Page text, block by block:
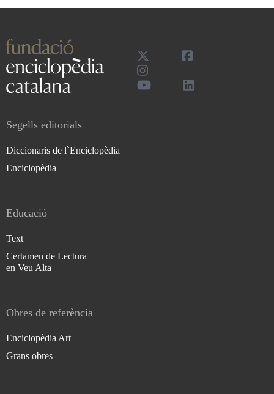
Segells editorials
Diccionaris de l`Enciclopèdia
Enciclopèdia
Educació
Text
Certamen de Lectura
en Veu Alta
Obres de referència
Enciclopèdia Art
Grans obres